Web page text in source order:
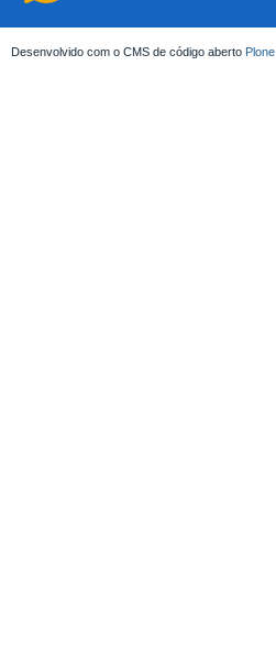
Desenvolvido com o CMS de código aberto Plone